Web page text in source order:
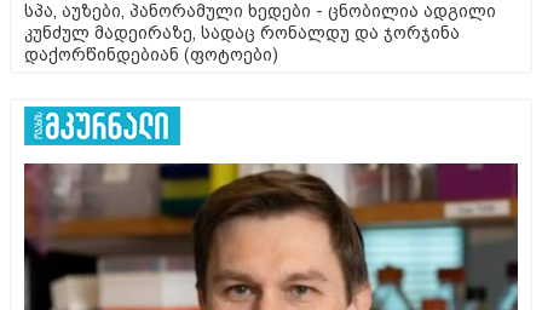
სპა, აუზები, პანორამული ხედები - ცნობილია ადგილი
კუნძულ მადეირაზე, სადაც რონალდუ და ჯორჯინა
დაქორწინდებიან (ფოტოები)